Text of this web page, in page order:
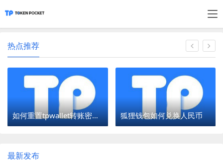
热点推荐
如何重置tpwallet转账密码？ 狐狸钱包如何兑换人民币
最新发布